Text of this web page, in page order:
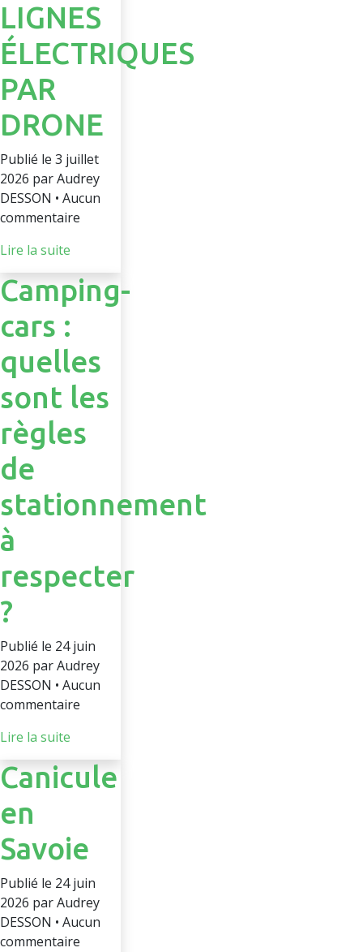
LIGNES
ÉLECTRIQUES
PAR
DRONE
Publié le 3 juillet
2026 par Audrey
DESSON • Aucun
commentaire
Lire la suite
Camping-
cars :
quelles
sont les
règles
de
stationnement
à
respecter
?
Publié le 24 juin
2026 par Audrey
DESSON • Aucun
commentaire
Lire la suite
Canicule
en
Savoie
Publié le 24 juin
2026 par Audrey
DESSON • Aucun
commentaire